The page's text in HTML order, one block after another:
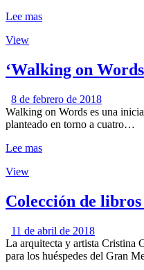
Lee mas
View
‘Walking on
8 de febrero de 2018
Walking on Words es una
planteado en torno a cuatro…
Lee mas
View
Colección de
11 de abril de 2018
La arquitecta y artista Cristina
para los huéspedes del Gran